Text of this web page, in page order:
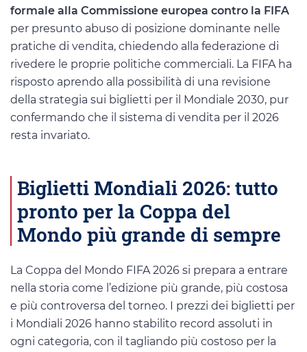
formale alla Commissione europea contro la FIFA
per presunto abuso di posizione dominante nelle
pratiche di vendita, chiedendo alla federazione di
rivedere le proprie politiche commerciali. La FIFA ha
risposto aprendo alla possibilità di una revisione
della strategia sui biglietti per il Mondiale 2030, pur
confermando che il sistema di vendita per il 2026
resta invariato.
Biglietti Mondiali 2026: tutto
pronto per la Coppa del
Mondo più grande di sempre
La Coppa del Mondo FIFA 2026 si prepara a entrare
nella storia come l’edizione più grande, più costosa
e più controversa del torneo. I prezzi dei biglietti per
i Mondiali 2026 hanno stabilito record assoluti in
ogni categoria, con il tagliando più costoso per la